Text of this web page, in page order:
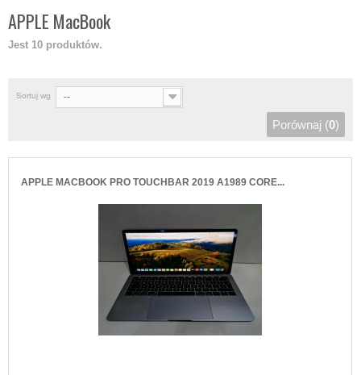
APPLE MacBook
Jest 10 produktów.
Sortuj wg --
Porównaj (0)
APPLE MACBOOK PRO TOUCHBAR 2019 A1989 CORE...